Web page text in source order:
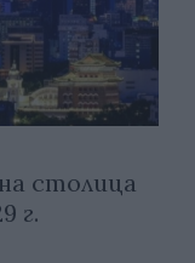
столица
г.